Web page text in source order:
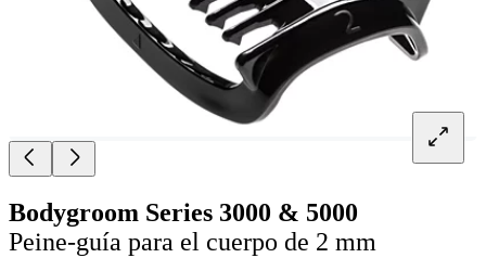
Bodygroom Series 3000 & 5000
Peine-guía para el cuerpo de 2 mm